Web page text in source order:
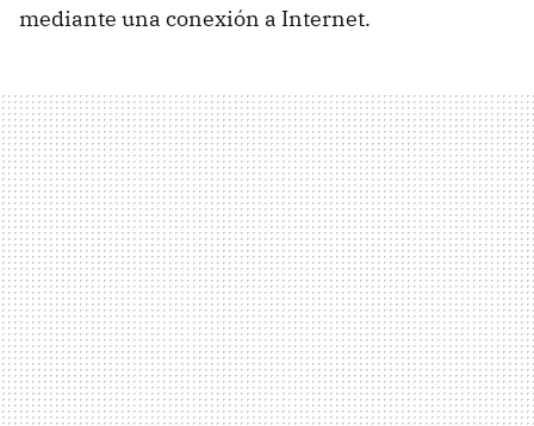
mediante una conexión a Internet.